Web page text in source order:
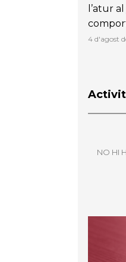
l’atur
4 d'agost
NO HI